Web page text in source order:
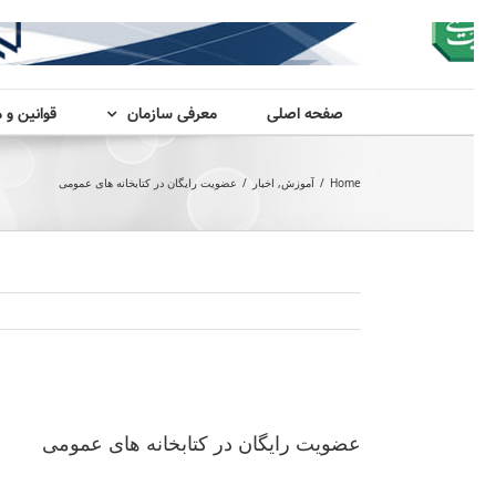
صفحه اصلی معرفی سازمان قوانین
Home
/ آموزش, اخبار / عضویت رایگان در کتابخانه های عمومی
Image
عضویت رایگان در کتابخانه های عمومی